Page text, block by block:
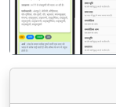
पिछला